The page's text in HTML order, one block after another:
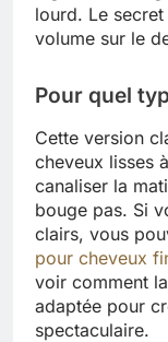
lourd. Le secret
volume sur le
Pour quel
Cette version
cheveux lisses
canaliser la
bouge pas. Si
clairs, vous
pour cheveux
voir comment
adaptée pour
spectaculaire.